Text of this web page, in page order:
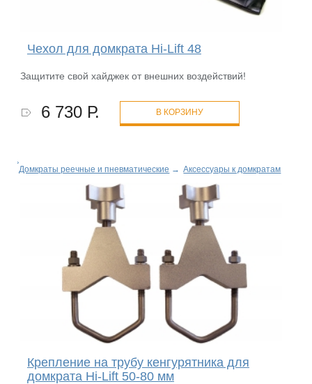
Чехол для домкрата Hi-Lift 48
Защитите свой хайджек от внешних воздействий!
6 730 Р. В КОРЗИНУ
Домкраты реечные и пневматические → Аксессуары к домкратам
Крепление на трубу кенгурятника для
домкрата Hi-Lift 50-80 мм